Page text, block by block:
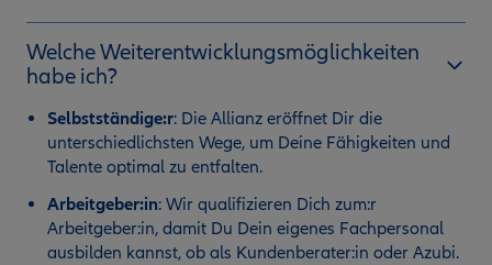
Welche Weiterentwicklungsmöglichkeiten
habe ich?
Selbstständige:r: Die Allianz eröffnet Dir die
unterschiedlichsten Wege, um Deine Fähigkeiten und
Talente optimal zu entfalten.
Arbeitgeber:in: Wir qualifizieren Dich zum:r
Arbeitgeber:in, damit Du Dein eigenes Fachpersonal
ausbilden kannst, ob als Kundenberater:in oder Azubi.